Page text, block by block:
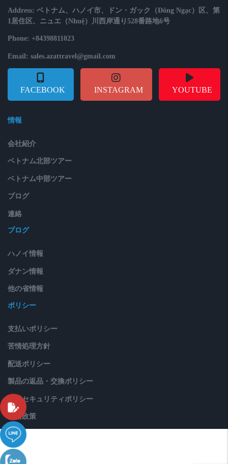
Address: ベトナム、ハノイ市、ドン・ガック（Đông Ngạc）区、第
1居住区、ニュエ（Nhuệ）川西岸通り528番路地6号
Phone: +84398811023
Email: sales.azattravel@gmail.com
FACEBOOK INSTAGRAM YOUTUBE
情報
会社紹介
ベトナム北部ツアー
ベトナム中部ツアー
ブログ
連絡
ブログ
ハノイ情報
ダナン情報
他の省情報
ポリシー
支払いポリシー
苦情処理方針
配送ポリシー
製品の返品・交換ポリシー
情報セキュリティポリシー
価格政策